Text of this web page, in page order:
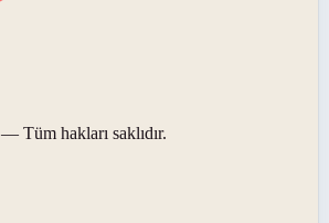
— Tüm hakları saklıdır.